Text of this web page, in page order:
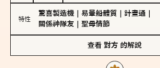
特性
驚喜製造機 易暈船體質 計畫通
關係神隊友
聖母情節
查看 對方 的解說